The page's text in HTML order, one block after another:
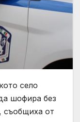
село
шофира без
съобщиха от